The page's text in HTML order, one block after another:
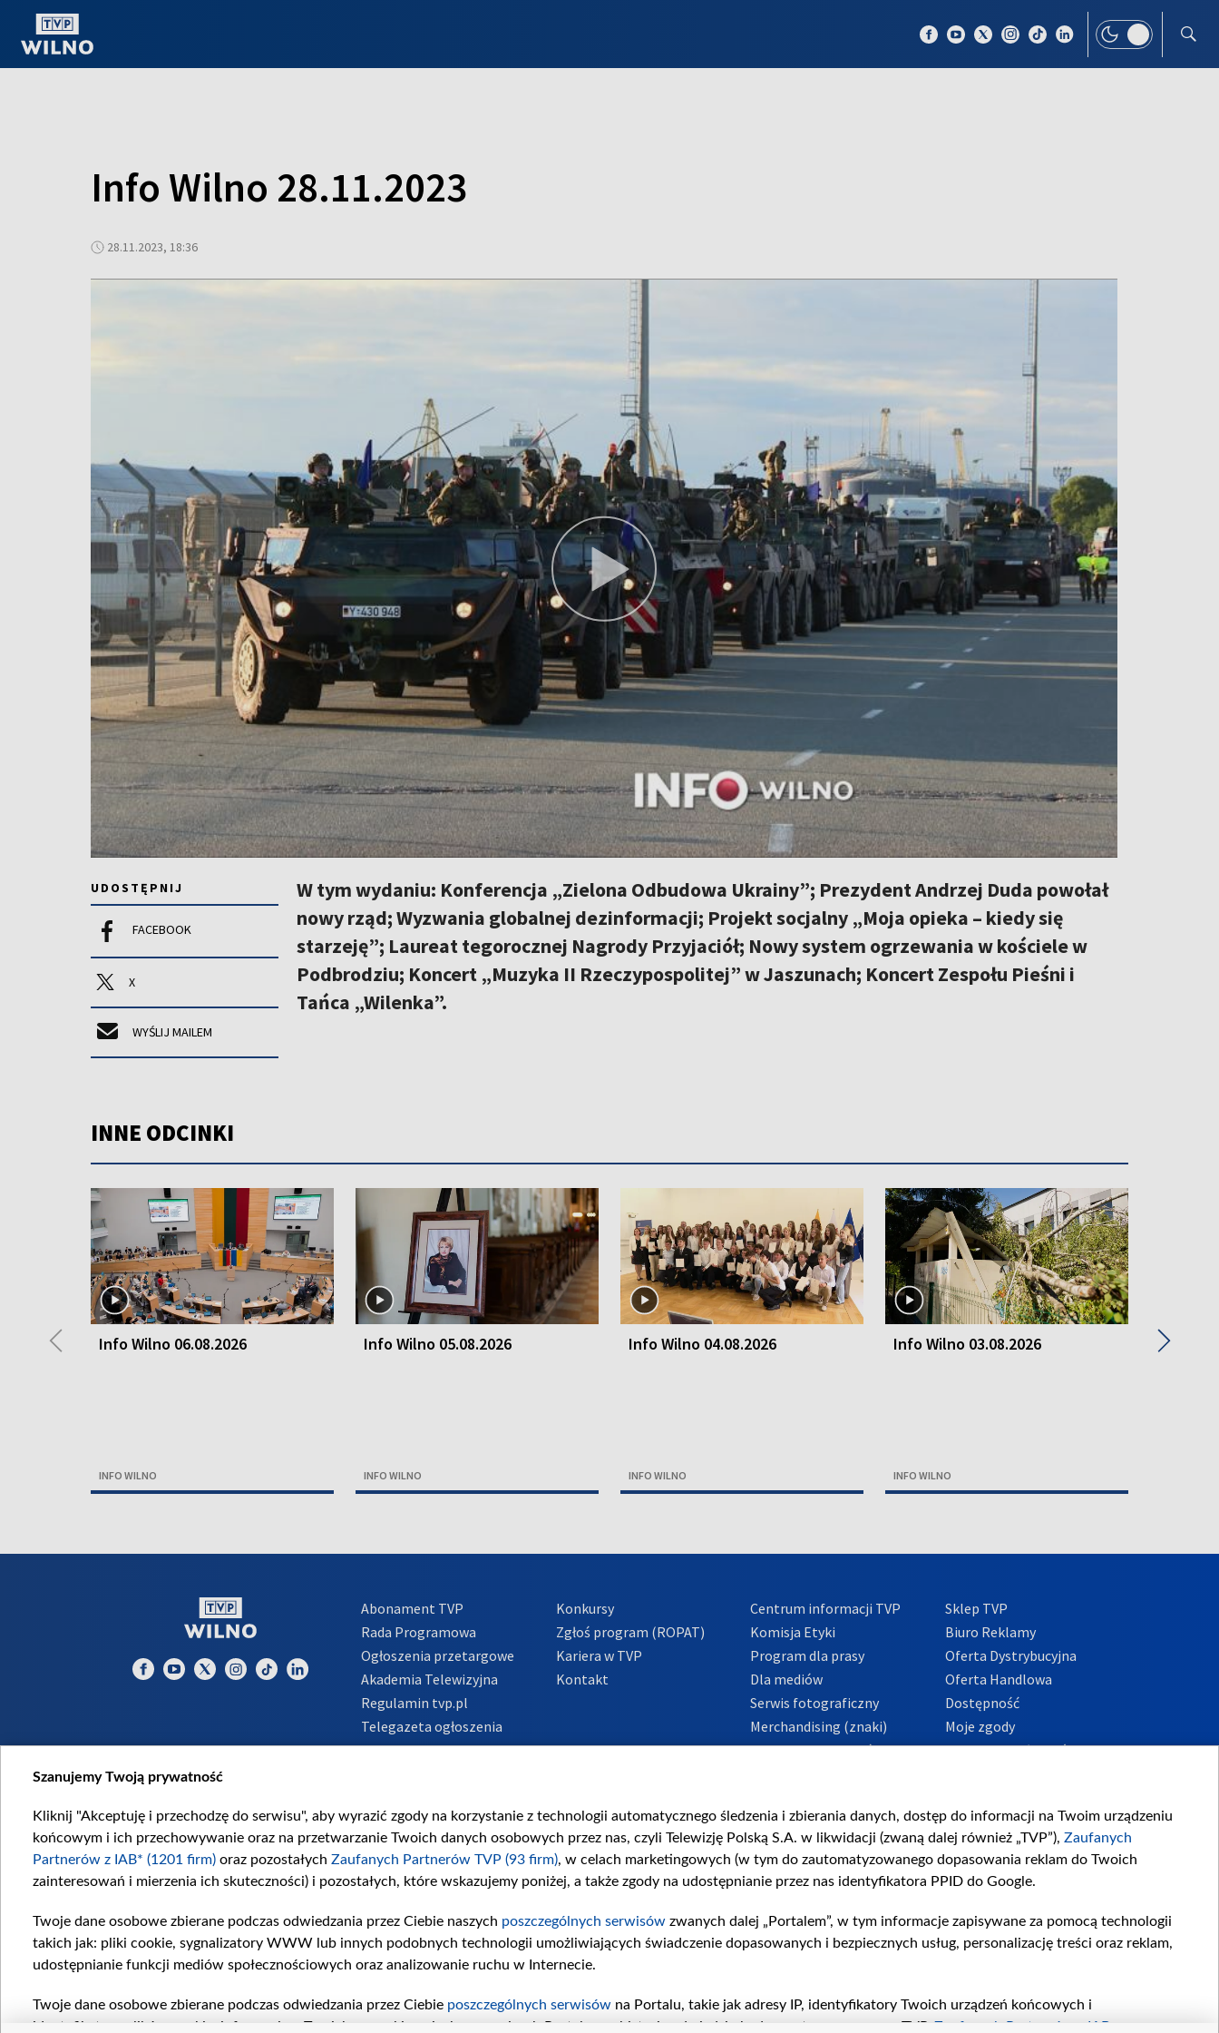
Info Wilno 28.11.2023
28.11.2023, 18:36
UDOSTĘPNIJ
FACEBOOK
X
WYŚLIJ MAILEM
W tym wydaniu: Konferencja „Zielona Odbudowa Ukrainy”; Prezydent Andrzej Duda powołał
nowy rząd; Wyzwania globalnej dezinformacji; Projekt socjalny „Moja opieka – kiedy się
starzeję”; Laureat tegorocznej Nagrody Przyjaciół; Nowy system ogrzewania w kościele w
Podbrodziu; Koncert „Muzyka II Rzeczypospolitej” w Jaszunach; Koncert Zespołu Pieśni i
Tańca „Wilenka”.
INNE ODCINKI
Info Wilno 06.08.2026
INFO WILNO
Info Wilno 05.08.2026
INFO WILNO
Info Wilno 04.08.2026
INFO WILNO
Info Wilno 03.08.2026
INFO WILNO
Info
◀ ▶
Abonament TVP
Rada Programowa
Ogłoszenia przetargowe
Akademia Telewizyjna
Regulamin tvp.pl
Telegazeta ogłoszenia
Informacje o nadawcy
Konkursy
Zgłoś program (ROPAT)
Kariera w TVP
Kontakt
Centrum informacji TVP
Komisja Etyki
Program dla prasy
Dla mediów
Serwis fotograficzny
Merchandising (znaki)
Polityka Prywatności
Sklep TVP
Biuro Reklamy
Oferta Dystrybucyjna
Oferta Handlowa
Dostępność
Moje zgody
Procedura zgłoszeń
Szanujemy Twoją prywatność
Kliknij "Akceptuję i przechodzę do serwisu", aby wyrazić zgody na korzystanie z technologii automatycznego śledzenia i zbierania danych, dostęp do informacji na Twoim urządzeniu
końcowym i ich przechowywanie oraz na przetwarzanie Twoich danych osobowych przez nas, czyli Telewizję Polską S.A. w likwidacji (zwaną dalej również „TVP”), Zaufanych
Partnerów z IAB* (1201 firm) oraz pozostałych Zaufanych Partnerów TVP (93 firm), w celach marketingowych (w tym do zautomatyzowanego dopasowania reklam do Twoich
zainteresowań i mierzenia ich skuteczności) i pozostałych, które wskazujemy poniżej, a także zgody na udostępnianie przez nas identyfikatora PPID do Google.
Twoje dane osobowe zbierane podczas odwiedzania przez Ciebie naszych poszczególnych serwisów zwanych dalej „Portalem”, w tym informacje zapisywane za pomocą technologii
takich jak: pliki cookie, sygnalizatory WWW lub innych podobnych technologii umożliwiających świadczenie dopasowanych i bezpiecznych usług, personalizację treści oraz reklam,
udostępnianie funkcji mediów społecznościowych oraz analizowanie ruchu w Internecie.
Twoje dane osobowe zbierane podczas odwiedzania przez Ciebie poszczególnych serwisów na Portalu, takie jak adresy IP, identyfikatory Twoich urządzeń końcowych i
identyfikatory plików cookie, informacje o Twoich wyszukiwaniach w serwisach Portalu czy historia odwiedzin będą przetwarzane przez TVP, Zaufanych Partnerów z IAB